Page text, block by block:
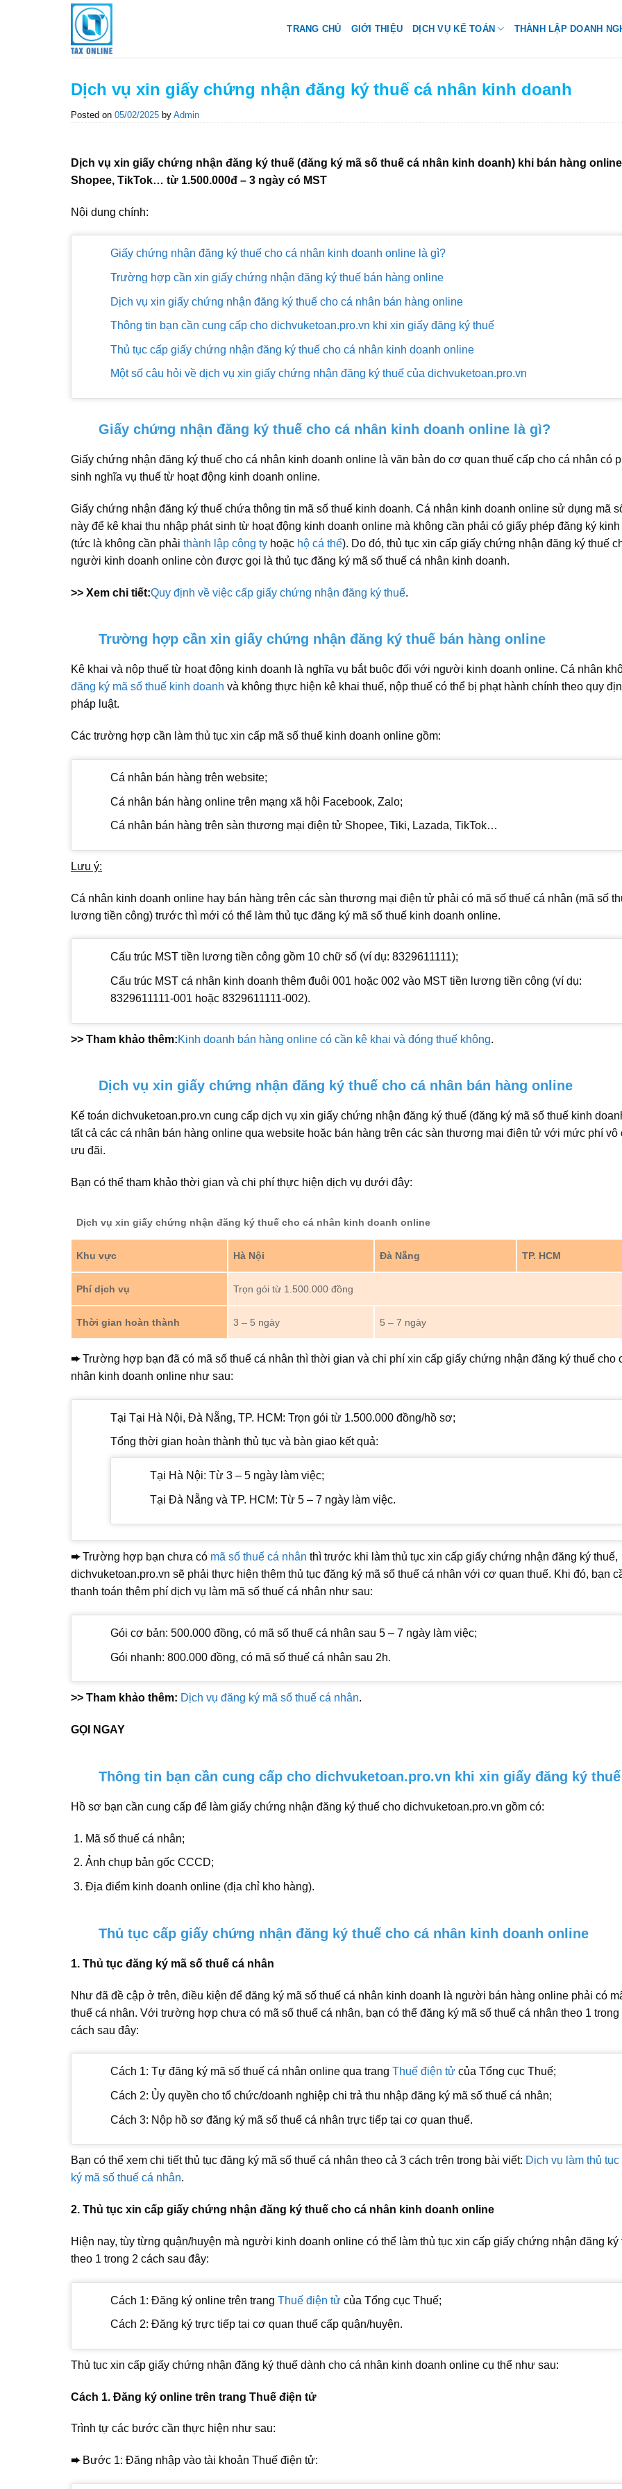
TRANG CHỦ GIỚI THIỆU DỊCH VỤ KẾ TOÁN THÀNH LẬP DOANH
Dịch vụ xin giấy chứng nhận đăng ký thuế cá nhân kinh doanh
Posted on 05/02/2025 by Admin
Dịch vụ xin giấy chứng nhận đăng ký thuế (đăng ký mã số thuế cá nhân kinh doanh) khi bán hàng
Shopee, TikTok… từ 1.500.000đ – 3 ngày có MST
Nội dung chính:
Giấy chứng nhận đăng ký thuế cho cá nhân kinh doanh online là gì?
Trường hợp cần xin giấy chứng nhận đăng ký thuế bán hàng online
Dịch vụ xin giấy chứng nhận đăng ký thuế cho cá nhân bán hàng online
Thông tin bạn cần cung cấp cho dichvuketoan.pro.vn khi xin giấy đăng ký thuế
Thủ tục cấp giấy chứng nhận đăng ký thuế cho cá nhân kinh doanh online
Một số câu hỏi về dịch vụ xin giấy chứng nhận đăng ký thuế của dichvuketoan.pro.vn
Giấy chứng nhận đăng ký thuế cho cá nhân kinh doanh online là gì?
Giấy chứng nhận đăng ký thuế cho cá nhân kinh doanh online là văn bản do cơ quan thuế cấp cho cá nhân có
sinh nghĩa vụ thuế từ hoạt động kinh doanh online.
Giấy chứng nhận đăng ký thuế chứa thông tin mã số thuế kinh doanh. Cá nhân kinh doanh online sử dụng mã
này để kê khai thu nhập phát sinh từ hoạt động kinh doanh online mà không cần phải có giấy phép đăng ký
(tức là không cần phải thành lập công ty hoặc hộ cá thể). Do đó, thủ tục xin cấp giấy chứng nhận đăng ký thuế
người kinh doanh online còn được gọi là thủ tục đăng ký mã số thuế cá nhân kinh doanh.
>> Xem chi tiết:Quy định về việc cấp giấy chứng nhận đăng ký thuế.
Trường hợp cần xin giấy chứng nhận đăng ký thuế bán hàng online
Kê khai và nộp thuế từ hoạt động kinh doanh là nghĩa vụ bắt buộc đối với người kinh doanh online. Cá nhân
đăng ký mã số thuế kinh doanh và không thực hiện kê khai thuế, nộp thuế có thể bị phạt hành chính theo quy
pháp luật.
Các trường hợp cần làm thủ tục xin cấp mã số thuế kinh doanh online gồm:
Cá nhân bán hàng trên website;
Cá nhân bán hàng online trên mạng xã hội Facebook, Zalo;
Cá nhân bán hàng trên sàn thương mại điện tử Shopee, Tiki, Lazada, TikTok…
Lưu ý:
Cá nhân kinh doanh online hay bán hàng trên các sàn thương mại điện tử phải có mã số thuế cá nhân (mã số
lương tiền công) trước thì mới có thể làm thủ tục đăng ký mã số thuế kinh doanh online.
Cấu trúc MST tiền lương tiền công gồm 10 chữ số (ví dụ: 8329611111);
Cấu trúc MST cá nhân kinh doanh thêm đuôi 001 hoặc 002 vào MST tiền lương tiền công (ví dụ:
8329611111-001 hoặc 8329611111-002).
>> Tham khảo thêm:Kinh doanh bán hàng online có cần kê khai và đóng thuế không.
Dịch vụ xin giấy chứng nhận đăng ký thuế cho cá nhân bán hàng online
Kế toán dichvuketoan.pro.vn cung cấp dịch vụ xin giấy chứng nhận đăng ký thuế (đăng ký mã số thuế kinh
tất cả các cá nhân bán hàng online qua website hoặc bán hàng trên các sàn thương mại điện tử với mức phí vô
ưu đãi.
Bạn có thể tham khảo thời gian và chi phí thực hiện dịch vụ dưới đây:
Dịch vụ xin giấy chứng nhận đăng ký thuế cho cá nhân kinh doanh online
Khu vực Hà Nội Đà Nẵng TP. HCM
Phí dịch vụ Trọn gói từ 1.500.000 đồng
Thời gian hoàn thành 3 – 5 ngày 5 – 7 ngày
➨Trường hợp bạn đã có mã số thuế cá nhân thì thời gian và chi phí xin cấp giấy chứng nhận đăng ký thuế cho
nhân kinh doanh online như sau:
Tại Tại Hà Nội, Đà Nẵng, TP. HCM: Trọn gói từ 1.500.000 đồng/hồ sơ;
Tổng thời gian hoàn thành thủ tục và bàn giao kết quả:
Tại Hà Nội: Từ 3 – 5 ngày làm việc;
Tại Đà Nẵng và TP. HCM: Từ 5 – 7 ngày làm việc.
➨Trường hợp bạn chưa có mã số thuế cá nhân thì trước khi làm thủ tục xin cấp giấy chứng nhận đăng ký thuế,
dichvuketoan.pro.vn sẽ phải thực hiện thêm thủ tục đăng ký mã số thuế cá nhân với cơ quan thuế. Khi đó, bạn
thanh toán thêm phí dịch vụ làm mã số thuế cá nhân như sau:
Gói cơ bản: 500.000 đồng, có mã số thuế cá nhân sau 5 – 7 ngày làm việc;
Gói nhanh: 800.000 đồng, có mã số thuế cá nhân sau 2h.
>> Tham khảo thêm: Dịch vụ đăng ký mã số thuế cá nhân.
GỌI NGAY
Thông tin bạn cần cung cấp cho dichvuketoan.pro.vn khi xin giấy đăng ký thuế
Hồ sơ bạn cần cung cấp để làm giấy chứng nhận đăng ký thuế cho dichvuketoan.pro.vn gồm có:
Mã số thuế cá nhân;
Ảnh chụp bản gốc CCCD;
Địa điểm kinh doanh online (địa chỉ kho hàng).
Thủ tục cấp giấy chứng nhận đăng ký thuế cho cá nhân kinh doanh online
1. Thủ tục đăng ký mã số thuế cá nhân
Như đã đề cập ở trên, điều kiện để đăng ký mã số thuế cá nhân kinh doanh là người bán hàng online phải có
thuế cá nhân. Với trường hợp chưa có mã số thuế cá nhân, bạn có thể đăng ký mã số thuế cá nhân theo 1 trong
cách sau đây:
Cách 1: Tự đăng ký mã số thuế cá nhân online qua trang Thuế điện tửcủa Tổng cục Thuế;
Cách 2: Ủy quyền cho tổ chức/doanh nghiệp chi trả thu nhập đăng ký mã số thuế cá nhân;
Cách 3: Nộp hồ sơ đăng ký mã số thuế cá nhân trực tiếp tại cơ quan thuế.
Bạn có thể xem chi tiết thủ tục đăng ký mã số thuế cá nhân theo cả 3 cách trên trong bài viết: Dịch vụ làm thủ
ký mã số thuế cá nhân.
2. Thủ tục xin cấp giấy chứng nhận đăng ký thuế cho cá nhân kinh doanh online
Hiện nay, tùy từng quận/huyện mà người kinh doanh online có thể làm thủ tục xin cấp giấy chứng nhận đăng ký
theo 1 trong 2 cách sau đây:
Cách 1: Đăng ký online trên trang Thuế điện tửcủa Tổng cục Thuế;
Cách 2: Đăng ký trực tiếp tại cơ quan thuế cấp quận/huyện.
Thủ tục xin cấp giấy chứng nhận đăng ký thuế dành cho cá nhân kinh doanh online cụ thể như sau:
Cách 1. Đăng ký online trên trang Thuế điện tử
Trình tự các bước cần thực hiện như sau:
➨ Bước 1: Đăng nhập vào tài khoản Thuế điện tử: